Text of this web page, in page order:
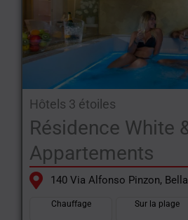
Hôtels 3 étoiles
Résidence White
Appartements
140 Via Alfonso Pinzon,
Chauffage Sur la plage